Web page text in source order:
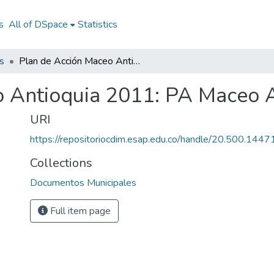
All of DSpace Statistics
Plan de Acción Maceo Antioquia 2011: PA Maceo Antioquia 2011
Antioquia 2011: PA Maceo
URI
https://repositoriocdim.esap.edu.co/handle/
Collections
Documentos Municipales
Full item page